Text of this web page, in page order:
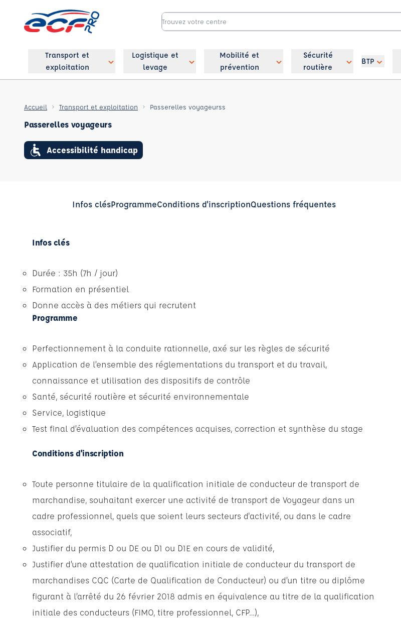
Transport et
exploitation
Logistique et
levage
Mobilité et
prévention
Sécurité
routière
BTP
Accueil Transport et exploitation Passerelles voyageurss
Passerelles voyageurs
Accessibilité handicap
Infos clésProgrammeConditions d'inscriptionQuestions fréquentes
Infos clés
Durée : 35h (7h / jour)
Formation en présentiel
Donne accès à des métiers qui recrutent
Programme
Perfectionnement à la conduite rationnelle, axé sur les règles de sécurité
Application de l’ensemble des réglementations du transport et du travail,
connaissance et utilisation des dispositifs de contrôle
Santé, sécurité routière et sécurité environnementale
Service, logistique
Test final d’évaluation des compétences acquises, correction et synthèse du stage
Conditions d'inscription
Toute personne titulaire de la qualification initiale de conducteur de transport de
marchandise, souhaitant exercer une activité de transport de Voyageur dans un
cadre professionnel, quels que soient leurs secteurs d'activité, ou dans le cadre
associatif,
Justifier du permis D ou DE ou D1 ou D1E en cours de validité,
Justifier d’une attestation de qualification initiale de conducteur du transport de
marchandises CQC (Carte de Qualification de Conducteur) ou d’un titre ou diplôme
figurant à l’arrêté du 26 février 2018 admis en équivalence au titre de la qualification
initiale des conducteurs (FIMO, titre professionnel, CFP…),